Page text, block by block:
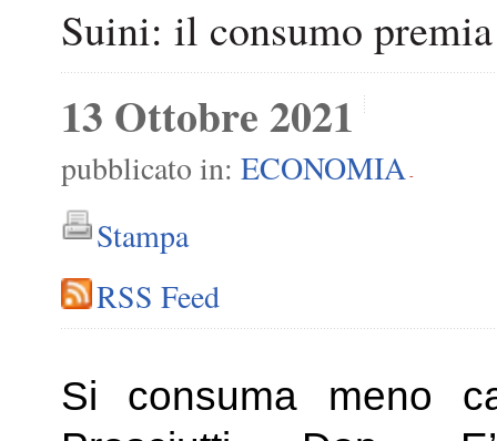
Suini: il consumo
13 Ottobre 2021
pubblicato in: ECONOMIA -
Stampa
RSS Feed
Si consuma meno